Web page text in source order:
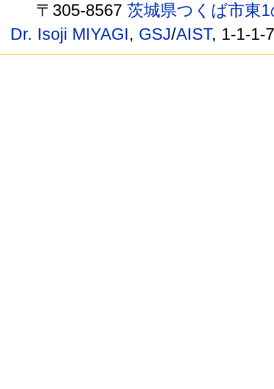
〒305-8567茨城県つくば市東
Dr. Isoji MIYAGI, GSJ/AIST, 1-1-1-